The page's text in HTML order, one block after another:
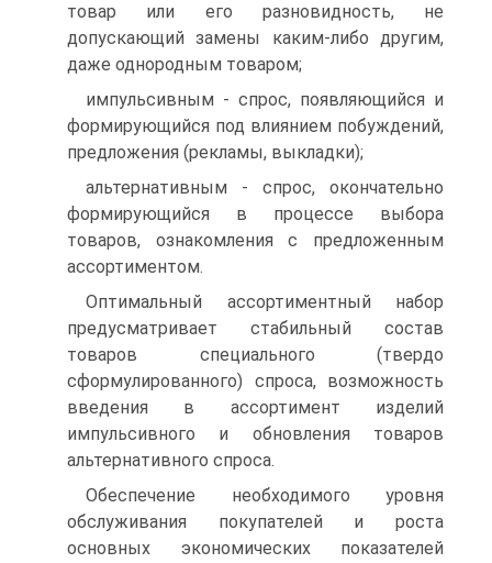
товар или его разновидность, не
допускающий замены каким-либо другим,
даже однородным товаром;
импульсивным - спрос, появляющийся и
формирующийся под влиянием побуждений,
предложения (рекламы, выкладки);
альтернативным - спрос, окончательно
формирующийся в процессе выбора
товаров, ознакомления с предложенным
ассортиментом.
Оптимальный ассортиментный набор
предусматривает стабильный состав
товаров специального (твердо
сформулированного) спроса, возможность
введения в ассортимент изделий
импульсивного и обновления товаров
альтернативного спроса.
Обеспечение необходимого уровня
обслуживания покупателей и роста
основных экономических показателей